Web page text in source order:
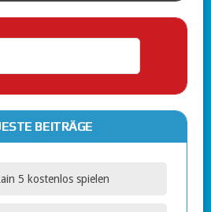
BEITRÄGE
5 kostenlos spielen